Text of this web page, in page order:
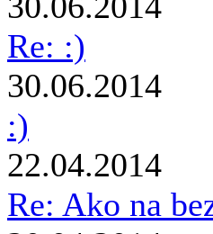
Re: :)
30.06.2014
:)
22.04.2014
Re: Ako na